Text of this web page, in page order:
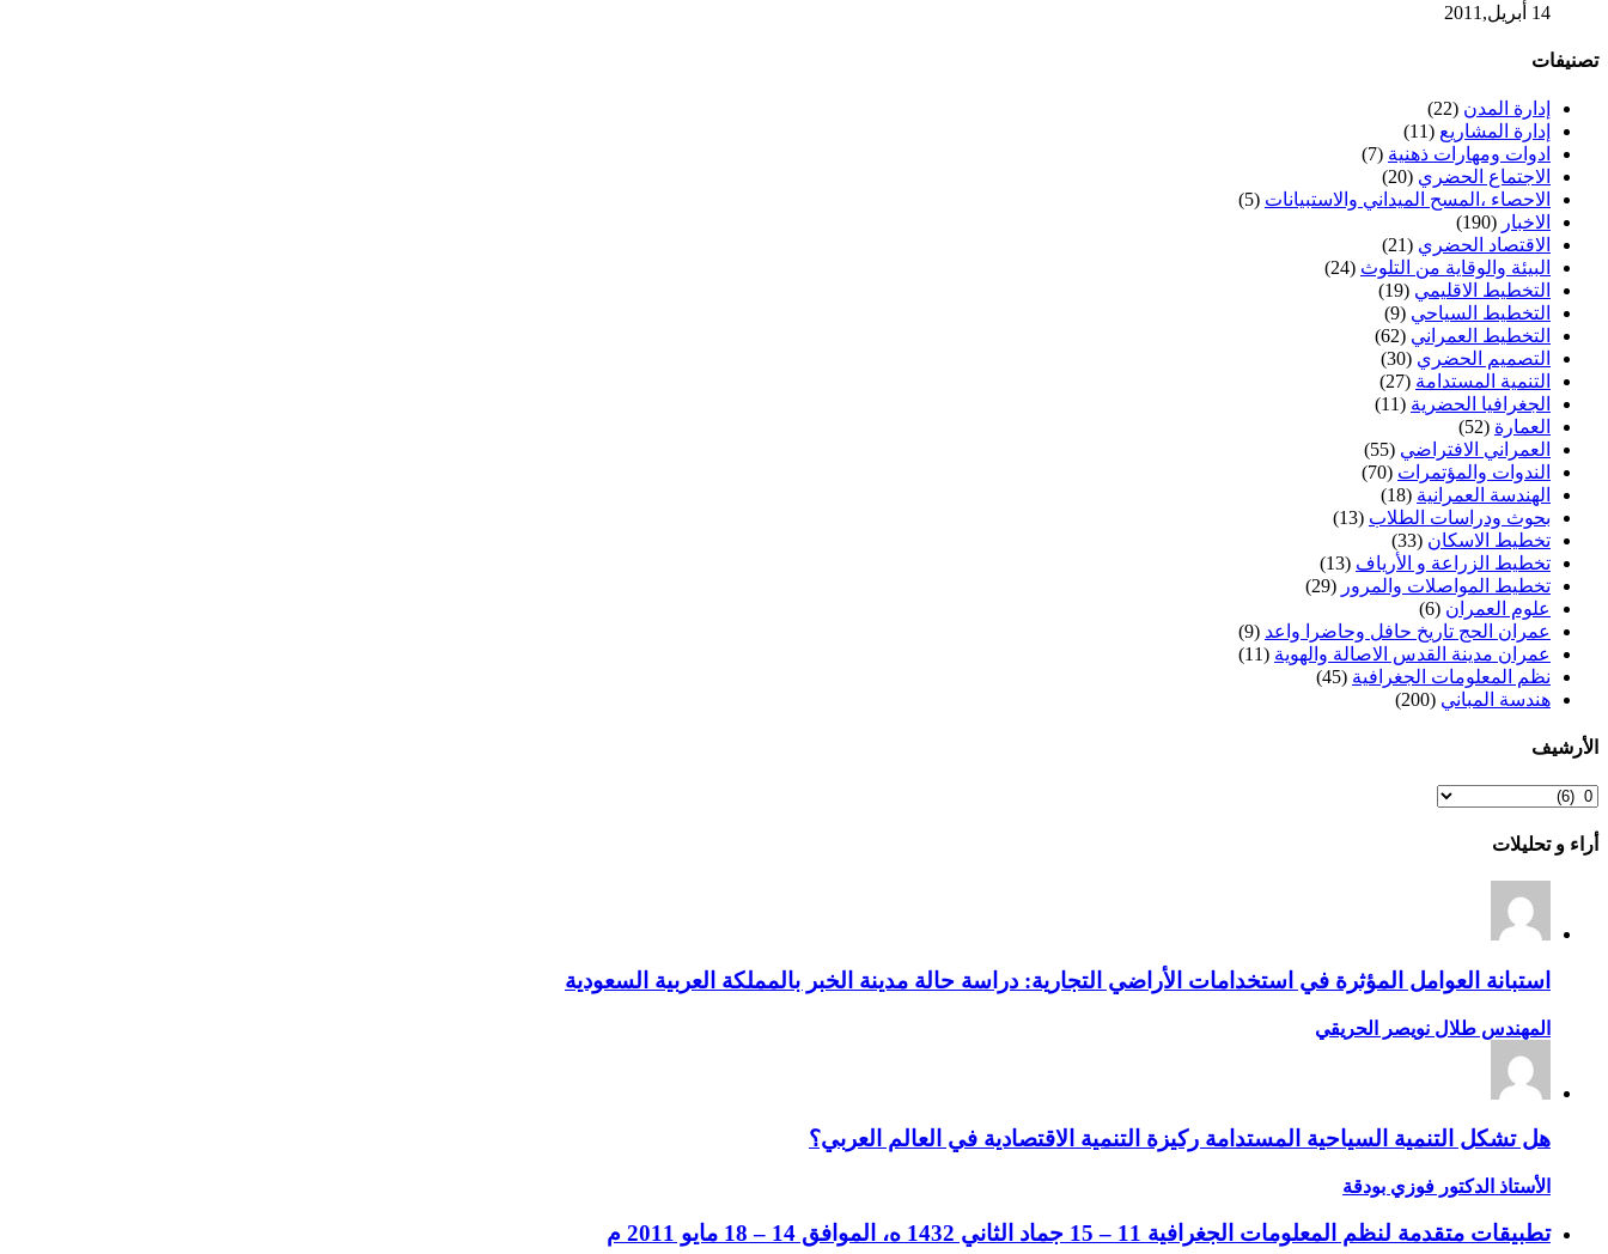
14 أبريل,2011
تصنيفات
إدارة المدن (22)
إدارة المشاريع (11)
ادوات ومهارات ذهنية (7)
الاجتماع الحضري (20)
الاحصاء ،المسح الميداني والاستبيانات (5)
الاخبار (190)
الاقتصاد الحضري (21)
البيئة والوقاية من التلوث (24)
التخطيط الاقليمي (19)
التخطيط السياحي (9)
التخطيط العمراني (62)
التصميم الحضري (30)
التنمية المستدامة (27)
الجغرافيا الحضرية (11)
العمارة (52)
العمراني الافتراضي (55)
الندوات والمؤتمرات (70)
الهندسة العمرانية (18)
بحوث ودراسات الطلاب (13)
تخطيط الاسكان (33)
تخطيط الزراعة و الأرياف (13)
تخطيط المواصلات والمرور (29)
علوم العمران (6)
عمران الحج تاريخ حافل وحاضرا واعد (9)
عمران مدينة القدس الاصالة والهوية (11)
نظم المعلومات الجغرافية (45)
هندسة المباني (200)
الأرشيف
الأرشيف
أراء و تحليلات
استبانة العوامل المؤثرة في استخدامات الأراضي التجارية: دراسة حالة مدينة الخبر بالمملكة العربية السعودية
المهندس طلال نويصر الحريقي
هل تشكل التنمية السياحية المستدامة ركيزة التنمية الاقتصادية في العالم العربي؟
الأستاذ الدكتور فوزي بودقة
تطبيقات متقدمة لنظم المعلومات الجغرافية 11 – 15 جماد الثاني 1432 ه، الموافق 14 – 18 مايو 2011 م